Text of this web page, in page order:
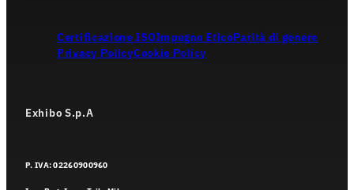
Exhibo S.p.A
Certificazione ISOImpegno EticoParità di genere
Privacy PolicyCookie Policy
P. IVA: 02260900960